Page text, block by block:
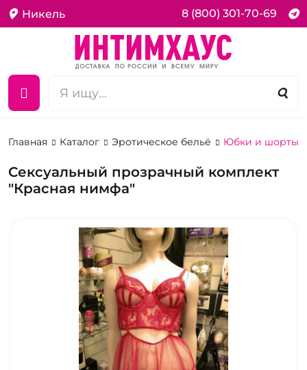
Никель 8 (800) 301-70-69
Главная Каталог Эротическое бельё Юбки и шорты
Сексуальный прозрачный комплект
"Красная нимфа"